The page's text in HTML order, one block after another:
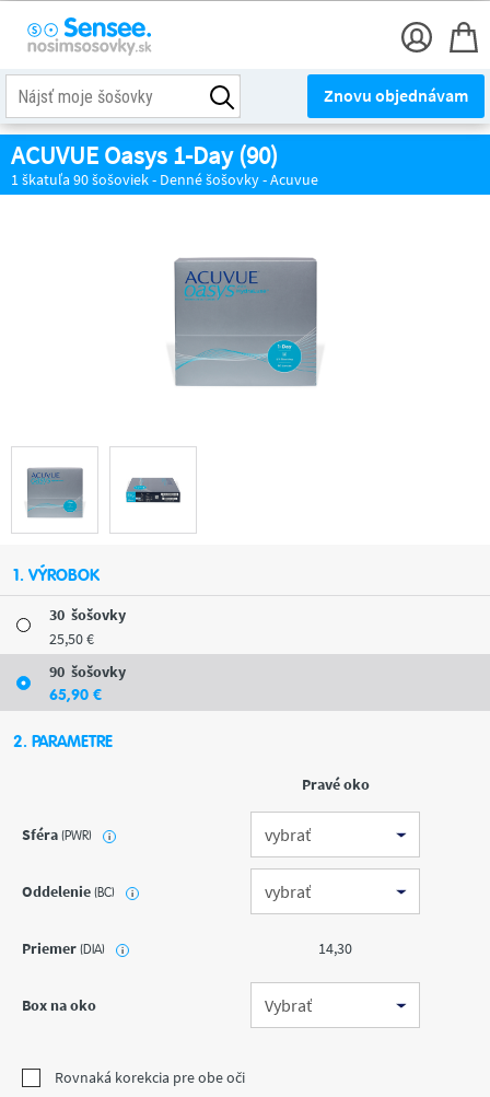
Znovu objednávam
ACUVUE Oasys 1-Day (90)
1 škatuľa 90 šošoviek - Denné šošovky - Acuvue
1. VÝROBOK
30 šošovky
25,50€
90 šošovky
65,90 €
2. PARAMETRE
Pravé oko
Sféra(PWR) i
Oddelenie(BC) i
Priemer(DIA) i 14,30
Box na oko
Rovnaká korekcia pre obe oči